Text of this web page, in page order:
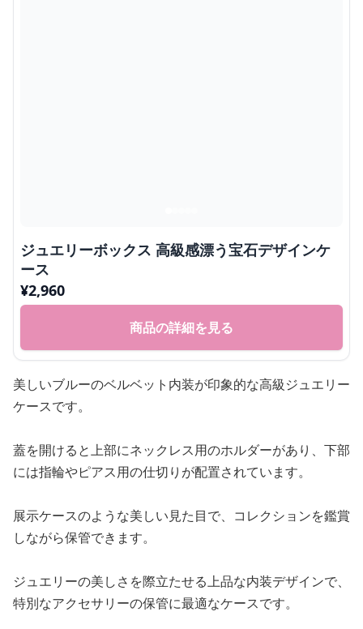
ジュエリーボックス 高級感漂う宝石デザインケ
ース
¥2,960
商品の詳細を見る
美しいブルーのベルベット内装が印象的な高級ジュエリー
ケースです。
蓋を開けると上部にネックレス用のホルダーがあり、下部
には指輪やピアス用の仕切りが配置されています。
展示ケースのような美しい見た目で、コレクションを鑑賞
しながら保管できます。
ジュエリーの美しさを際立たせる上品な内装デザインで、
特別なアクセサリーの保管に最適なケースです。